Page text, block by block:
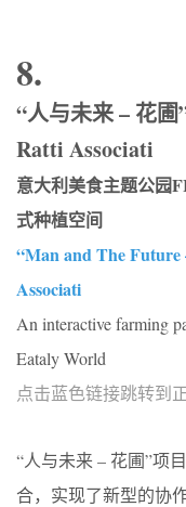
8.
“人与未来 – 花
Ratti Associati
意大利美食主题公园
式种植空间
“Man and The
Associati
An interactive farming
Eataly World
点击蓝色链接跳转到
“人与未来 – 花圃”项
合，实现了新型的协